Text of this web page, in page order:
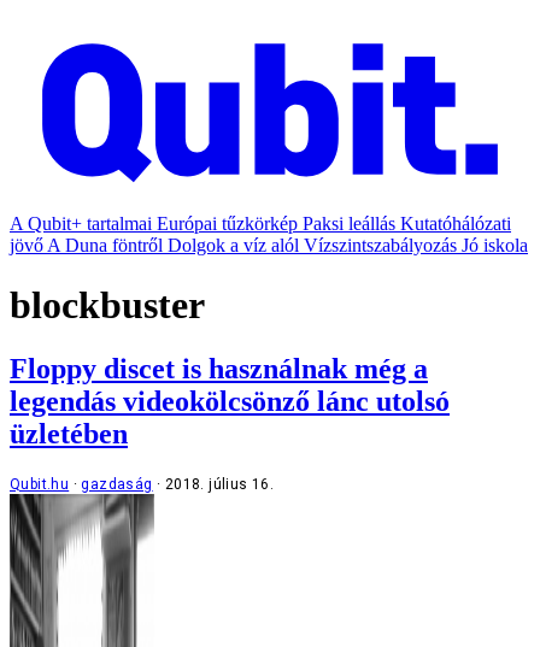
A Qubit+ tartalmai Európai tűzkörkép Paksi leállás Kutatóhálózati
jövő A Duna föntről Dolgok a víz alól Vízszintszabályozás Jó iskola
blockbuster
Floppy discet is használnak még a
legendás videokölcsönző lánc utolsó
üzletében
Qubit.hu gazdaság 2018. július 16.